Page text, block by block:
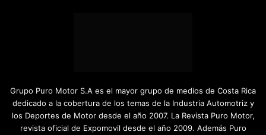
Grupo Puro Motor S.A es el mayor grupo de medios de Costa Rica
dedicado a la cobertura de los temas de la Industria Automotriz y
los Deportes de Motor desde el año 2007. La Revista Puro Motor,
revista oficial de Expomovil desde el año 2009. Además Puro